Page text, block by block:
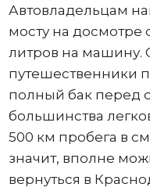
Автовладельцам
мосту на досмотре
литров на машину.
путешественники
полный бак перед
большинства
500 км пробега в
значит, вполне
вернуться в